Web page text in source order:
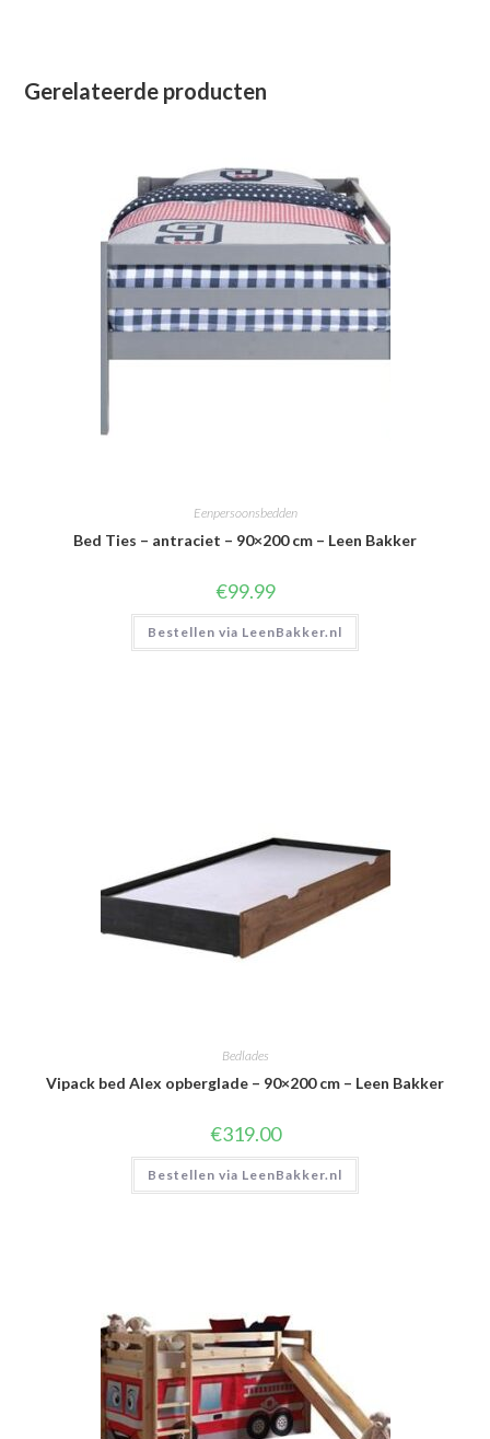
Gerelateerde producten
Eenpersoonsbedden
Bed Ties – antraciet – 90×200 cm – Leen Bakker
€99.99
Bestellen via LeenBakker.nl
Bedlades
Vipack bed Alex opberglade – 90×200 cm – Leen Bakker
€319.00
Bestellen via LeenBakker.nl